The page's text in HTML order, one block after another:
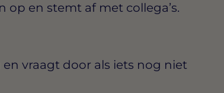
op en stemt af met collega’s.
vraagt door als iets nog niet